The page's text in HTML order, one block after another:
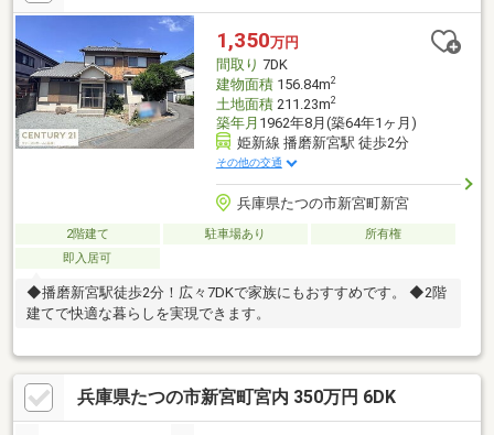
1,350万円
間取り 7DK
建物面積156.84m2
土地面積211.23m2
築年月 1962年8月(築64年1ヶ月)
姫新線 播磨新宮駅 徒歩2分
その他の交通
兵庫県たつの市新宮町新宮
2階建て 駐車場あり
所有権
即入居可
◆播磨新宮駅徒歩2分！広々7DKで家族にもおすすめです。 ◆2階
建てで快適な暮らしを実現できます。
兵庫県たつの市新宮町宮内 350万円 6DK